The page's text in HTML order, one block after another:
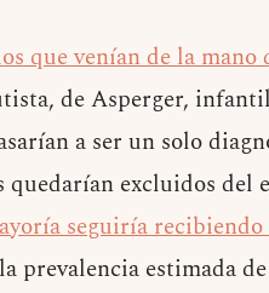
que venían de la mano
de Asperger,
a ser un solo
excluidos del
seguiría
prevalencia estimada